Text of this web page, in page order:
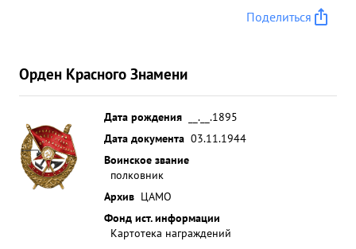
Поделиться
Орден Красного Знамени
Дата рождения
__.__.1895
Дата документа 03.11.1944
Воинское звание
полковник
Архив ЦАМО
Фонд ист. информации
Картотека награждений